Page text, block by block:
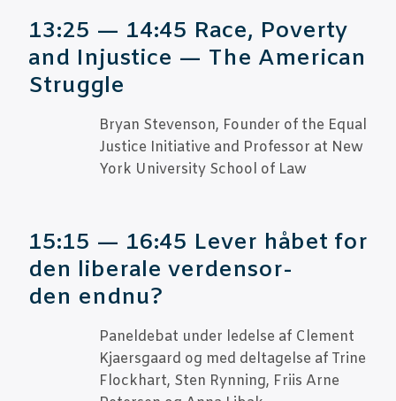
13:25 — 14:45 Race, Pover­ty
and Inju­sti­ce — The Ame­ri­can
Struggle
Bry­an Ste­ven­son, Foun­der of the Equal
Justi­ce Ini­ti­a­ti­ve and Pro­fes­sor at New
York Uni­ver­si­ty School of Law
15:15 — 16:45 Lever håbet for
den libe­ra­le ver­den­sor­
den endnu?
Panel­de­bat under ledel­se af Cle­ment
Kja­ers­gaard og med del­ta­gel­se af Tri­ne
Flo­ck­hart, Sten Ryn­ning, Fri­is Arne